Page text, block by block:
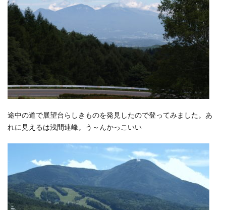
途中の道で展望台らしきものを発見したので登ってみました。あ
れに見えるは浅間連峰。う～んかっこいい